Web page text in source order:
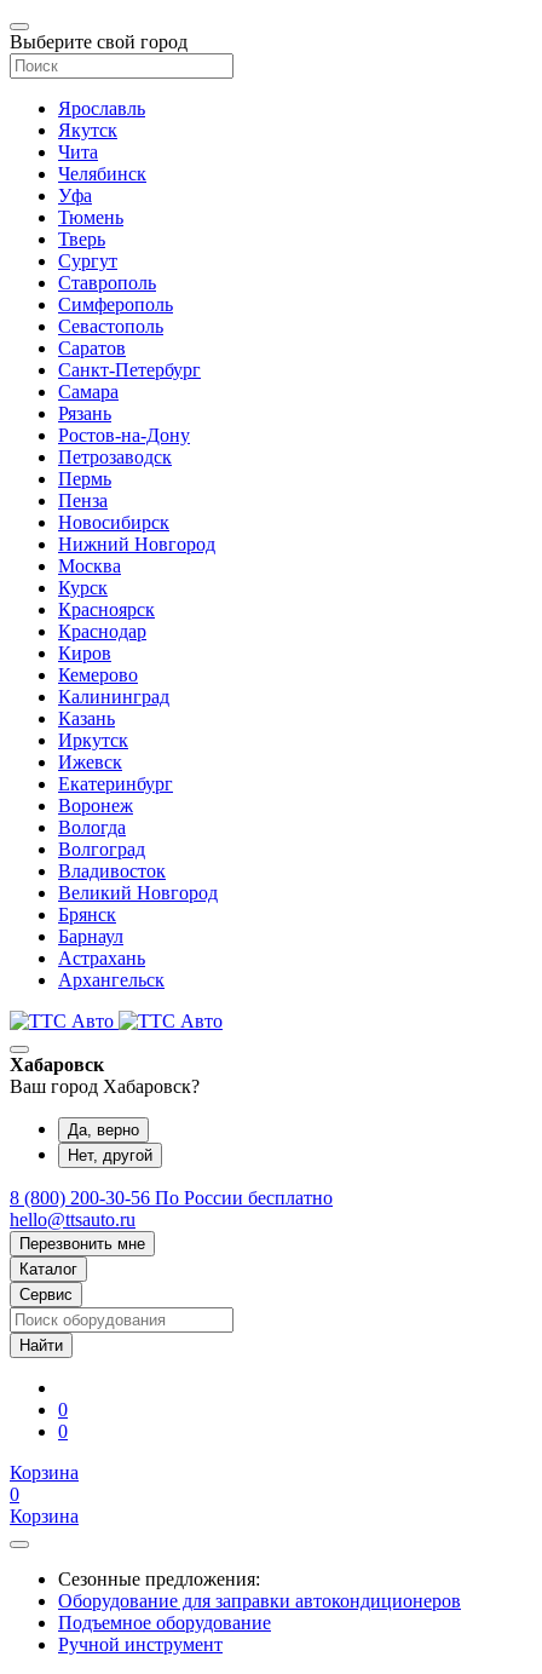
Выберите свой город
Ярославль
Якутск
Чита
Челябинск
Уфа
Тюмень
Тверь
Сургут
Ставрополь
Симферополь
Севастополь
Саратов
Санкт-Петербург
Самара
Рязань
Ростов-на-Дону
Петрозаводск
Пермь
Пенза
Новосибирск
Нижний Новгород
Москва
Курск
Красноярск
Краснодар
Киров
Кемерово
Калининград
Казань
Иркутск
Ижевск
Екатеринбург
Воронеж
Вологда
Волгоград
Владивосток
Великий Новгород
Брянск
Барнаул
Астрахань
Архангельск
Хабаровск
Ваш город Хабаровск?
Да, верно
Нет, другой
8 (800) 200-30-56 По России бесплатно
hello@ttsauto.ru
Перезвонить мне
Каталог
Сервис
0
0
Корзина
0
Корзина
Сезонные предложения:
Оборудование для заправки автокондиционеров
Подъемное оборудование
Ручной инструмент